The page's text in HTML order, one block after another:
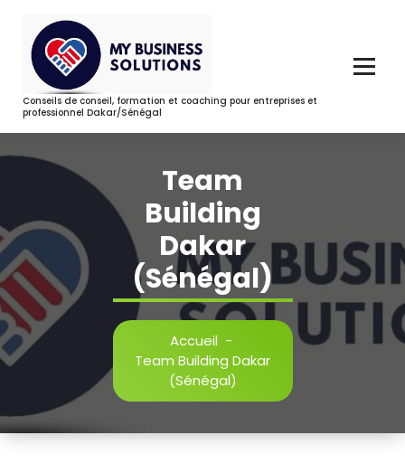
contenu
Conseils de conseil, formation et coaching pour entreprises et
professionnel Dakar/Sénégal
Team
Building
Dakar
(Sénégal)
Accueil-
Team Building Dakar
(Sénégal)